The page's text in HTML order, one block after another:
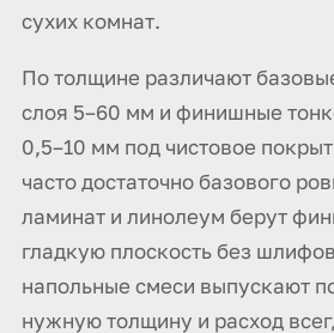
сухих комнат.
По толщине различают
слоя 5–60 мм и финишные
0,5–10 мм под чистовое
часто достаточно базового
ламинат и линолеум берут
гладкую плоскость без
напольные смеси выпускают
нужную толщину и расход